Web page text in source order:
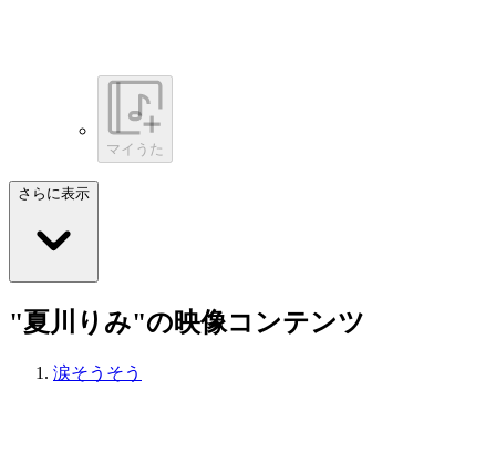
マイうた
さらに表示
"夏川りみ"の映像コンテンツ
涙そうそう